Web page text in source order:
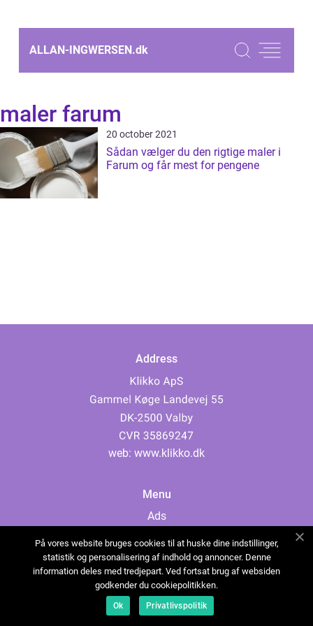
ALLAN-INGWERSEN.dk
maler farum
20 october 2021
Sådan vælger du den rigtige maler i
Farum og får mest for pengene
Address
web: www.klikko.dk
Menu
Ads
Cookies
Contact
Sitemap
På vores website bruges cookies til at huske dine indstillinger,
statistik og personalisering af indhold og annoncer. Denne
information deles med tredjepart. Ved fortsat brug af websiden
godkender du cookiepolitikken.
Ok Privatlivspolitik